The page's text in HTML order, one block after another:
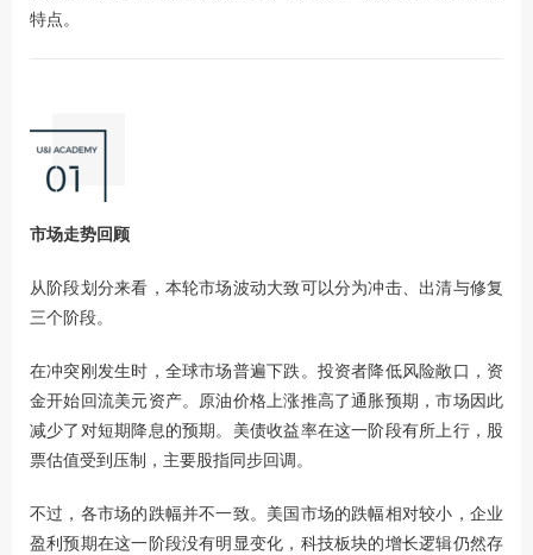
特点。
市场走势回顾
从阶段划分来看，本轮市场波动大致可以分为冲击、出清与修复
三个阶段。
在冲突刚发生时，全球市场普遍下跌。投资者降低风险敞口，资
金开始回流美元资产。原油价格上涨推高了通胀预期，市场因此
减少了对短期降息的预期。美债收益率在这一阶段有所上行，股
票估值受到压制，主要股指同步回调。
不过，各市场的跌幅并不一致。美国市场的跌幅相对较小，企业
盈利预期在这一阶段没有明显变化，科技板块的增长逻辑仍然存